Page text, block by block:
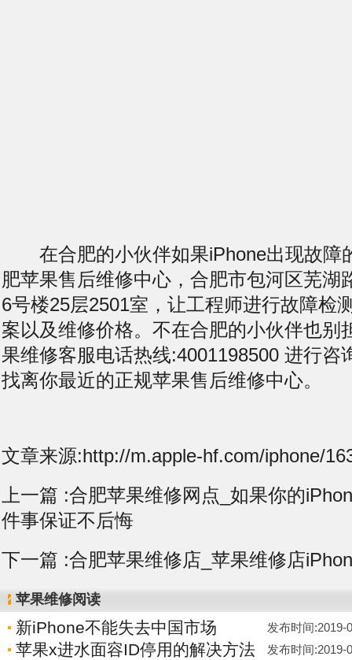
在合肥的小伙伴如果iPhone出现故障
肥苹果售后维修中心，合肥市包河区芜湖
6号楼25层2501室，让工程师进行故障检
案以及维修价格。不在合肥的小伙伴也别
果维修客服电话热线:4001198500 进行咨
找离你最近的正规苹果售后维修中心。
文章来源:http://m.apple-hf.com/iphone/
上一篇 :合肥苹果维修网点_如果你的
件事保证不后悔
下一篇 :合肥苹果维修店_苹果维修店
苹果维修阅读
新iPhone不能失去中国市场 发布时间:2019-
苹果x进水面容ID停用的解决方法 发布时间:2019-